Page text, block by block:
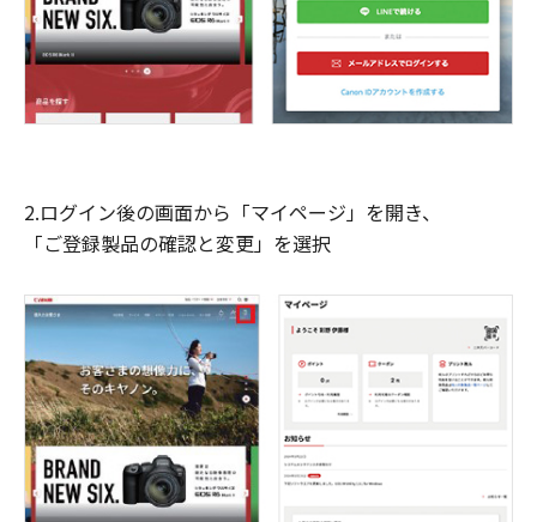
2.ログイン後の画面から「マイページ」を開き、
「ご登録製品の確認と変更」を選択